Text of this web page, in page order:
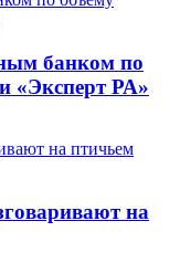
банком по
«Эксперт РА»
на